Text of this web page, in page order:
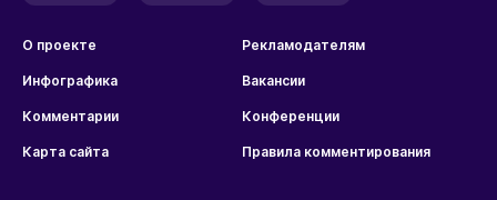
О проекте Рекламодателям
Инфографика Вакансии
Комментарии Конференции
Карта сайта Правила комментирования